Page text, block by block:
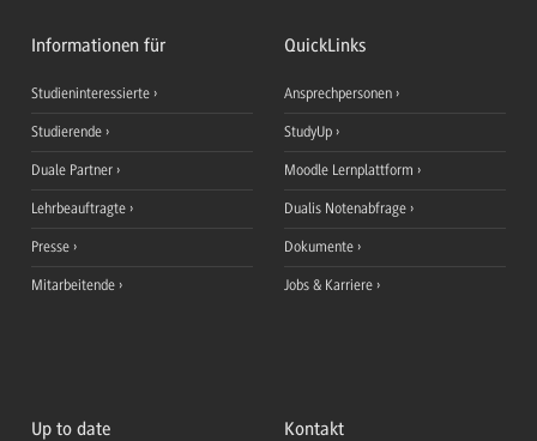
Informationen für
Studieninteressierte
Studierende
Duale Partner
Lehrbeauftragte
Presse
Mitarbeitende
QuickLinks
Ansprechpersonen
StudyUp
Moodle Lernplattform
Dualis Notenabfrage
Dokumente
Jobs & Karriere
Up to date Kontakt